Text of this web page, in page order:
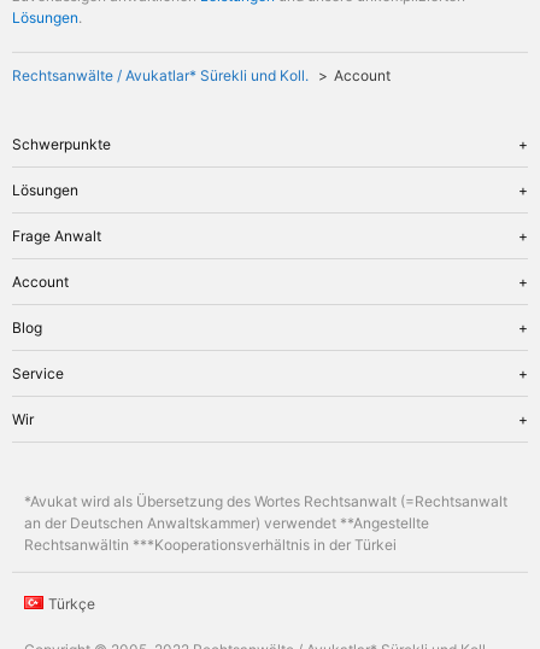
Lösungen.
Rechtsanwälte / Avukatlar* Sürekli und Koll. Account
Schwerpunkte
Übersicht
Arbeitsrecht
Erbrecht
Familienrecht
Insolvenzrecht
Strafrecht
Türkisches Recht
Verkehrsrecht
Lösungen
Übersicht
Anerkennung
Bussgeldbescheid
Nachzug
Firma gründen
Scheidung
Verkehrsunfall
Frage Anwalt
Übersicht
Preise
Account
Übersicht
Anmelden
Registrieren
Blog
Übersicht
Verkehrsrecht
Insolvenzrecht
Service
OnlineAkte
Allgemein
Newsletter
Wir
Übersetzung
Newsletter
Beratung
Kontakt
*Avukat wird als Übersetzung des Wortes Rechtsanwalt (=Rechtsanwalt
an der Deutschen Anwaltskammer) verwendet **Angestellte
Rechtsanwältin ***Kooperationsverhältnis in der Türkei
Türkçe